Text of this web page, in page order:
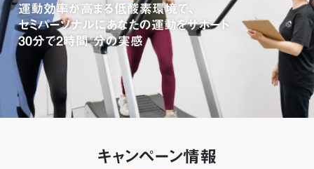
運動効率が高まる低酸素環境で、
セミパーソナルにあなたの運動をサポート
30分で2時間®分の実感
キャンペーン情報